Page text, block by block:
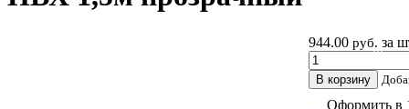
944.00 руб. за
В корзину
Оформить в